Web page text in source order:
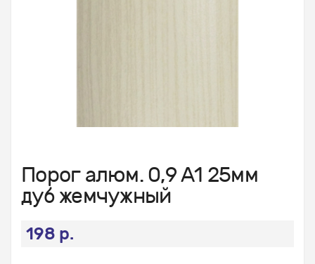
Порог алюм. 0,9 А1 25мм
дуб жемчужный
198 р.